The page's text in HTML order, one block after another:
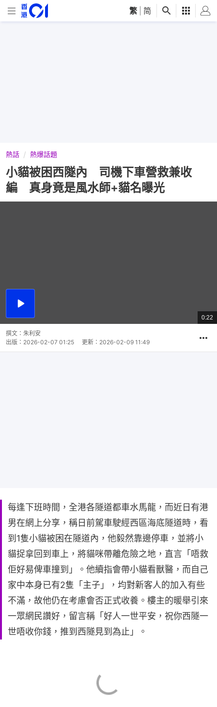
繁 简
熱話 熱爆話題
小貓被困西隧內 司機下車營救兼收
編 真身竟是風水師+貓名曝光
播
總
共
0:22
撰文： 朱利安
出版： 2026-02-07 01:25 更新： 2026-02-09 11:49
每逢下班時間，全港各隧道都車水馬龍，而近日有港
男在網上分享，稱日前駕車駛經西區海底隧道時，看
到1隻小貓被困在隧道內，他毅然靠邊停車，並將小
貓捉拿回到車上，將貓咪帶離危險之地，直言「唔救
佢好易俾車撞到」。他續指會帶小貓看獸醫，而自己
家中本身已有2隻「主子」，均對新客人的加入有些
不滿，故他仍在考慮會否正式收養。樓主的暖舉引來
一眾網民讚好，留言稱「好人一世平安，祝你西隧一
世唔收你錢，推到西隧見到為止」。